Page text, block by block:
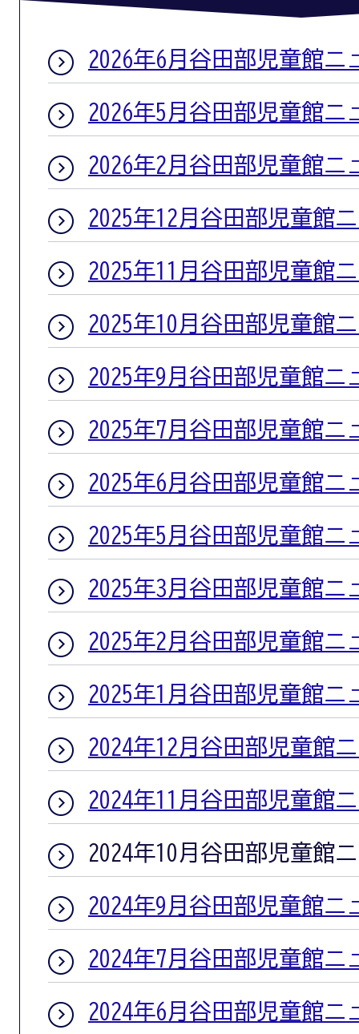
2026年6月谷田部児童館ニ
2026年5月谷田部児童館ニ
2026年2月谷田部児童館ニ
2025年12月谷田部児童館
2025年11月谷田部児童館
2025年10月谷田部児童館
2025年9月谷田部児童館ニ
2025年7月谷田部児童館ニ
2025年6月谷田部児童館ニ
2025年5月谷田部児童館ニ
2025年3月谷田部児童館ニ
2025年2月谷田部児童館ニ
2025年1月谷田部児童館ニ
2024年12月谷田部児童館
2024年11月谷田部児童館
2024年10月谷田部児童館
2024年9月谷田部児童館ニ
2024年7月谷田部児童館ニ
2024年6月谷田部児童館ニ